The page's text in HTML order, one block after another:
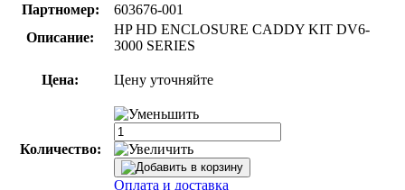
Партномер:
603676-001
Описание:
HP HD ENCLOSURE CADDY KIT DV6-
3000 SERIES
Цена: Цену уточняйте
Количество:
Оплата и доставка